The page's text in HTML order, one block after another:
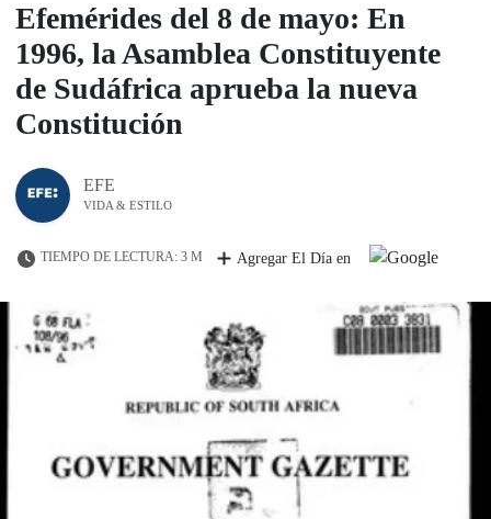
Efemérides del 8 de mayo: En
1996, la Asamblea Constituyente
de Sudáfrica aprueba la nueva
Constitución
EFE
VIDA & ESTILO
TIEMPO DE LECTURA: 3 M Agregar El Día en